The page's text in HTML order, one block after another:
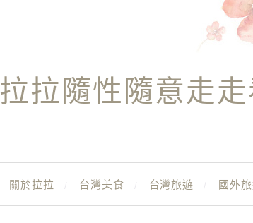
拉拉隨性隨意走
關於拉拉 台灣美食 台灣旅遊 國外